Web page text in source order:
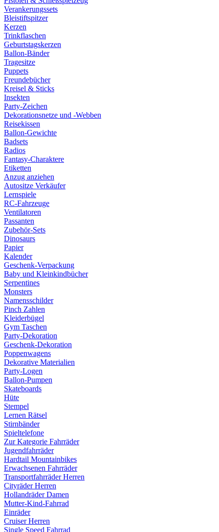
Verankerungssets
Bleistiftspitzer
Kerzen
Trinkflaschen
Geburtstagskerzen
Ballon-Bänder
Tragesitze
Puppets
Freundebücher
Kreisel & Sticks
Insekten
Party-Zeichen
Dekorationsnetze und -Webben
Reisekissen
Ballon-Gewichte
Badsets
Radios
Fantasy-Charaktere
Etiketten
Anzug anziehen
Autositze Verkäufer
Lernspiele
RC-Fahrzeuge
Ventilatoren
Passanten
Zubehör-Sets
Dinosaurs
Papier
Kalender
Geschenk-Verpackung
Baby und Kleinkindbücher
Serpentines
Monsters
Namensschilder
Pinch Zahlen
Kleiderbügel
Gym Taschen
Party-Dekoration
Geschenk-Dekoration
Poppenwagens
Dekorative Materialien
Party-Logen
Ballon-Pumpen
Skateboards
Hüte
Stempel
Lernen Rätsel
Stirnbänder
Spieltelefone
Zur Kategorie Fahrräder
Jugendfahrräder
Hardtail Mountainbikes
Erwachsenen Fahrräder
Transportfahrräder Herren
Cityräder Herren
Hollandräder Damen
Mutter-Kind-Fahrrad
Einräder
Cruiser Herren
Single Speed Fahrrad